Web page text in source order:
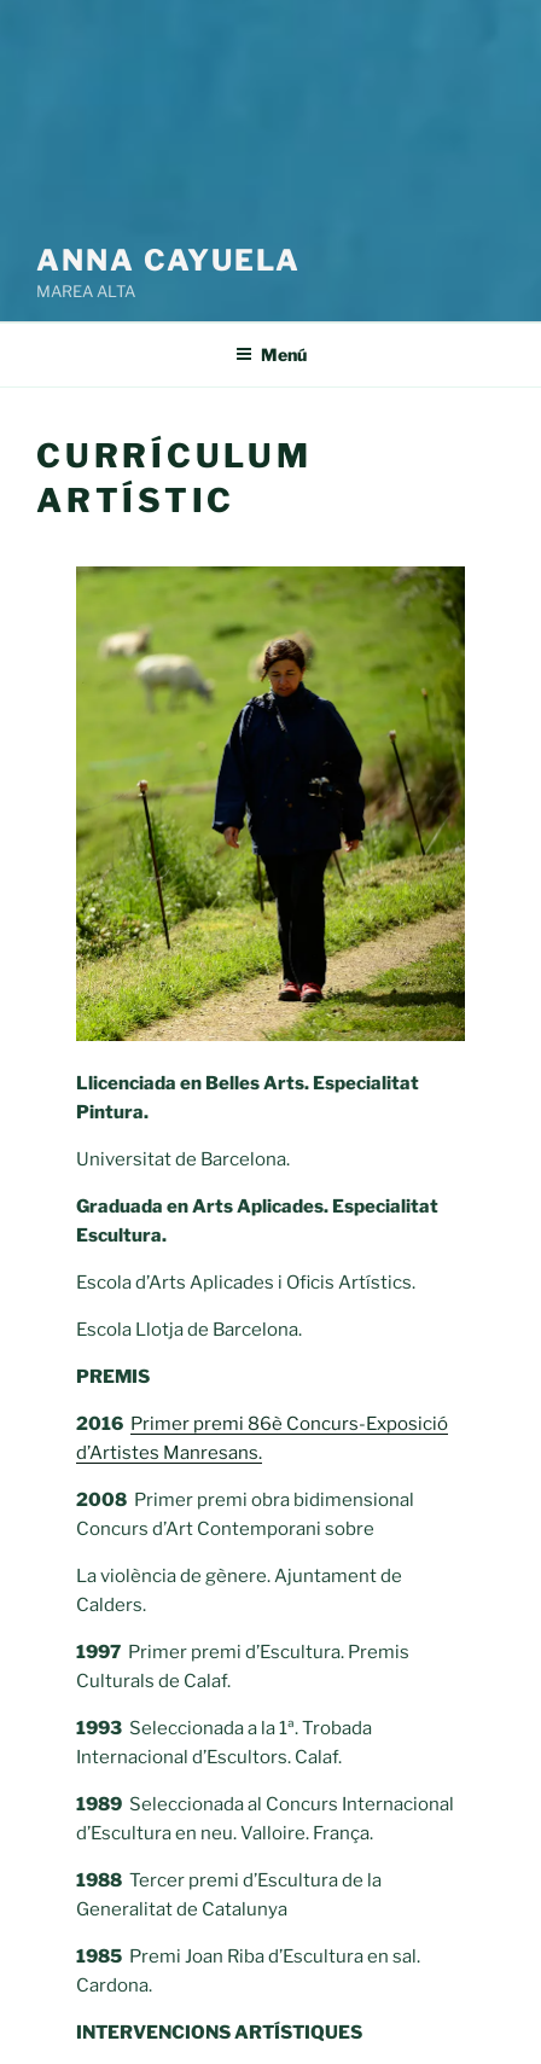
ANNA CAYUELA
MAREA ALTA
Menú
CURRÍCULUM
ARTÍSTIC
Llicenciada en Belles Arts. Especialitat
Pintura.
Universitat de Barcelona.
Graduada en Arts Aplicades. Especialitat
Escultura.
Escola d’Arts Aplicades i Oficis Artístics.
Escola Llotja de Barcelona.
PREMIS
2016 Primer premi 86è Concurs-Exposició
d’Artistes Manresans.
2008Primer premi obra bidimensional
Concurs d’Art Contemporani sobre
La violència de gènere. Ajuntament de
Calders.
1997Primer premi d’Escultura. Premis
Culturals de Calaf.
1993Seleccionada a la 1ª. Trobada
Internacional d’Escultors. Calaf.
1989Seleccionada al Concurs Internacional
d’Escultura en neu. Valloire. França.
1988Tercer premi d’Escultura de la
Generalitat de Catalunya
1985 Premi Joan Riba d’Escultura en sal.
Cardona.
INTERVENCIONS ARTÍSTIQUES